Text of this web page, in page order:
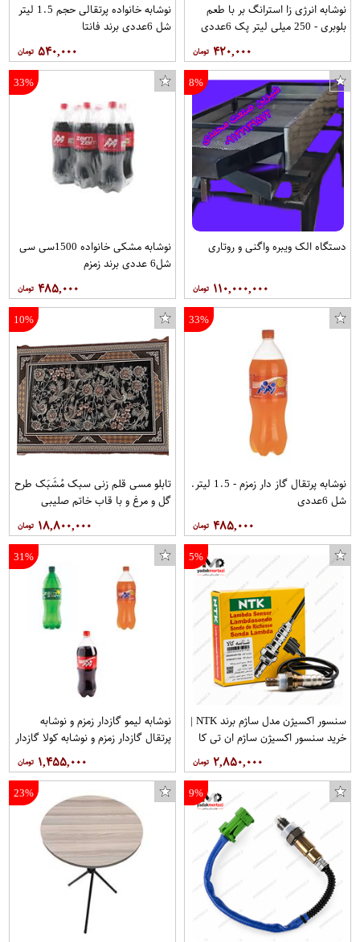
نوشابه انرژی زا استرانگ بر با طعم
بلوبری - 250 میلی لیتر پک 6عددی
۴۲۰,۰۰۰
نوشابه خانواده پرتقالی حجم 1.5 لیتر
شل 6عددی برند فانتا
۵۴۰,۰۰۰
8%
دستگاه الک ویبره واگنی و روتاری
۱۱۰,۰۰۰,۰۰۰
33%
نوشابه مشکی خانواده 1500سی سی
شل6 عددی برند زمزم
۴۸۵,۰۰۰
33%
نوشابه پرتقال گاز دار زمزم - 1.5 لیتر.
شل 6عددی
۴۸۵,۰۰۰
10%
تابلو مسی قلم زنی سبک مُشَبَک طرح
گل و مرغ و با قاب خاتم صلیبی
مخصوص موزه و دکوراسیون در ابعاد
40*80 کد 12 برند قلمستان فروشگاه
قلمستان
۱۸,۸۰۰,۰۰۰
5%
سنسور اکسیژن مدل ساژم برند NTK |
خرید سنسور اکسیژن ساژم ان تی کا
۲,۸۵۰,۰۰۰
31%
نوشابه لیمو گازدار زمزم و نوشابه
پرتقال گازدار زمزم و نوشابه کولا گازدار
زمزم - 1.5 لیتر 3شل 6 عددی.جمعا
18عدد
۱,۴۵۵,۰۰۰
9%
23%